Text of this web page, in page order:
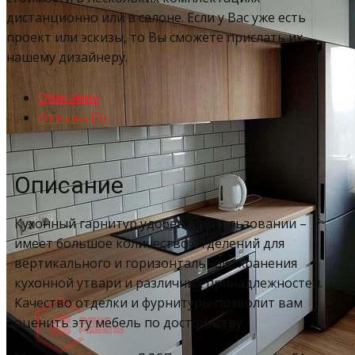
дистанционно или в салоне. Если у Вас уже есть
проект или эскизы, то Вы сможете прислать их
нашему дизайнеру.
Описание
Отзывы (0)
Описание
Кухонный гарнитур удобен в использовании –
имеет большое количество отделений для
вертикального и горизонтального хранения
кухонной утвари и различных принадлежностей.
Качество отделки и фурнитуры позволит вам
оценить эту мебель по достоинству.